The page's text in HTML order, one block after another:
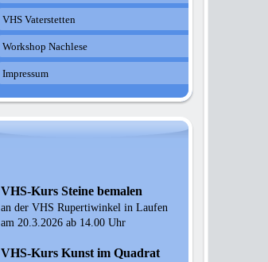
VHS Vaterstetten
Workshop Nachlese
Impressum
VHS-Kurs Steine bemalen
an der VHS Rupertiwinkel in Laufen
am 20.3.2026 ab 14.00 Uhr
VHS-Kurs Kunst im Quadrat